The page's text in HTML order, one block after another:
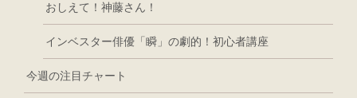
おしえて！神藤さん！
インベスター俳優「瞬」の劇的！初心者講座
今週の注目チャート